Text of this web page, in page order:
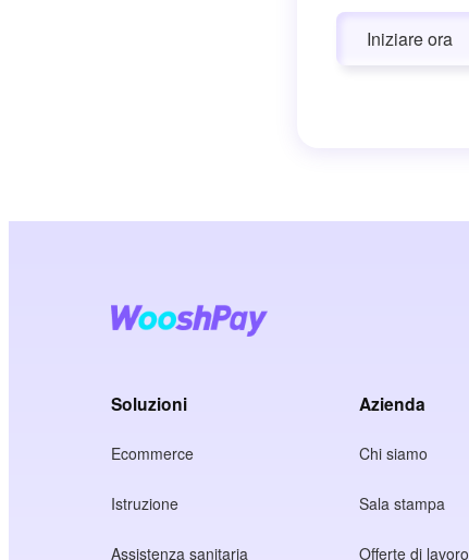
Iniziare ora
Soluzioni
Ecommerce
Istruzione
Assistenza sanitaria
Azienda
Chi siamo
Sala stampa
Offerte di lavoro